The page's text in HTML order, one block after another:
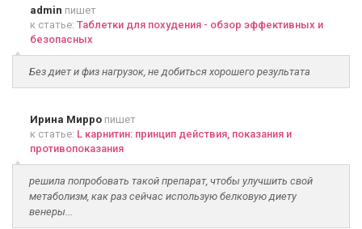
admin пишет
к статье: Таблетки для похудения - обзор эффективных и
безопасных
Без диет и физ нагрузок, не добиться хорошего результата
Ирина Мирро пишет
к статье: L карнитин: принцип действия, показания и
противопоказания
решила попробовать такой препарат, чтобы улучшить свой
метаболизм, как раз сейчас использую белковую диету
венеры...